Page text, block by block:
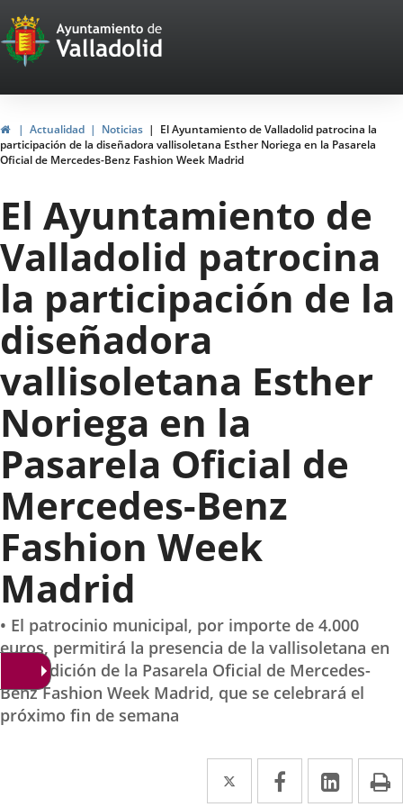
Portal
Web
del
Ayuntamiento
de
Valladolid
HomeActualidad Noticias
El Ayuntamiento de Valladolid patrocina la
participación de la diseñadora vallisoletana Esther Noriega en la Pasarela
Oficial de Mercedes-Benz Fashion Week Madrid
El Ayuntamiento de
Valladolid patrocina
la participación de la
diseñadora
vallisoletana Esther
Noriega en la
Pasarela Oficial de
Mercedes-Benz
Fashion Week
Madrid
• El patrocinio municipal, por importe de 4.000
euros, permitirá la presencia de la vallisoletana en
la 63 edición de la Pasarela Oficial de Mercedes-
Benz Fashion Week Madrid, que se celebrará el
próximo fin de semana
Twitter
Enlace Facebook
EnlaceEnlace